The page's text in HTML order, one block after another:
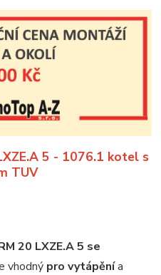
5 - 1076.1 kotel s
TUV
20 LXZE.A 5 se
vhodný pro vytápěnía